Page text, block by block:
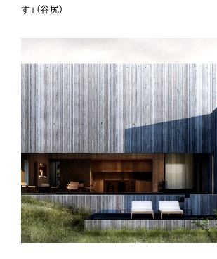
す」（谷尻）